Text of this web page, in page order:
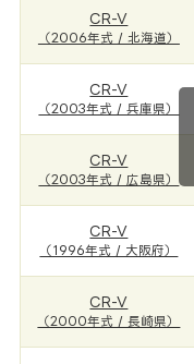
CR-V
（2006年式 / 北海道）
CR-V
（2003年式 / 兵庫県）
CR-V
（2003年式 / 広島県）
CR-V
（1996年式 / 大阪府）
CR-V
（2000年式 / 長崎県）